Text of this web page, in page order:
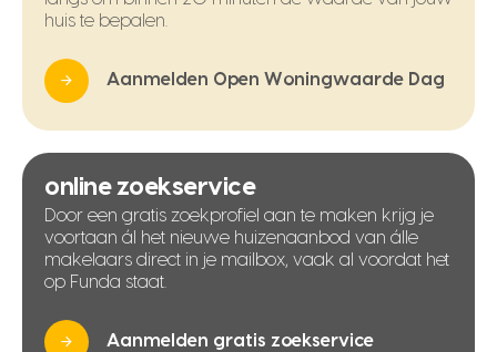
huis te bepalen.
Aanmelden Open Woningwaarde Dag
online zoekservice
Door een gratis zoekprofiel aan te maken krijg je
voortaan ál het nieuwe huizenaanbod van álle
makelaars direct in je mailbox, vaak al voordat het
op Funda staat.
Aanmelden gratis zoekservice